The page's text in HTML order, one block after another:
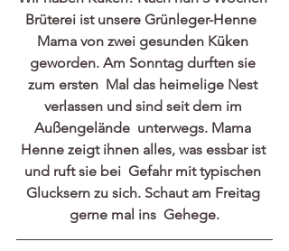
Brüterei ist unsere Grünleger-Henne
Mama von zwei gesunden Küken
geworden. Am Sonntag durften sie
zum ersten  Mal das heimelige Nest
verlassen und sind seit dem im
Außengelände  unterwegs. Mama
Henne zeigt ihnen alles, was essbar ist
und ruft sie bei  Gefahr mit typischen
Glucksern zu sich. Schaut am Freitag
gerne mal ins  Gehege.